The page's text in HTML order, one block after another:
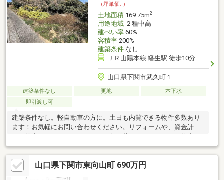
（坪単価:-）
土地面積169.75m2
用途地域２種中高
建ぺい率60%
容積率200%
建築条件なし
ＪＲ山陽本線 幡生駅 徒歩10分
山口県下関市武久町１
建築条件なし 更地
本下水
即引渡し可
建築条件なし。軽自動車の方に。土日も内覧できる物件多数あり
ます！お気軽にお問い合わせください。リフォームや、資金計画
ーンなどなんでもお気軽にご相談ください！下関の不動産のこと
なら三和地所へ！■ホームページ：http：//sanwa-jisyo.jp/
■Instagram：https：//www.instagram.com/sanwabaibai/?hl=ja
～オープンハウス・見学会情報随時更新中～
山口県下関市東向山町 690万円